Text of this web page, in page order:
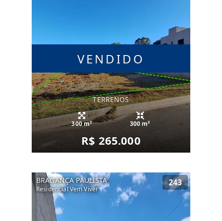
VENDIDO
TERRENOS
300 m² 300 m²
R$ 265.000
BRAGANÇA PAULISTA
Residencial Vem Viver
243